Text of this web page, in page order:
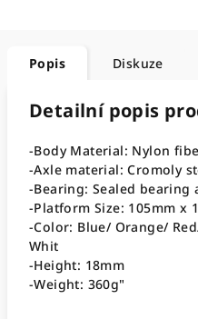
Popis Diskuze
Detailní popis
-Body Material: Nylon
-Axle material: Cromoly
-Bearing: Sealed bearing
-Platform Size: 105mm x
-Color: Blue/ Orange/
Whit
-Height: 18mm
-Weight: 360g"